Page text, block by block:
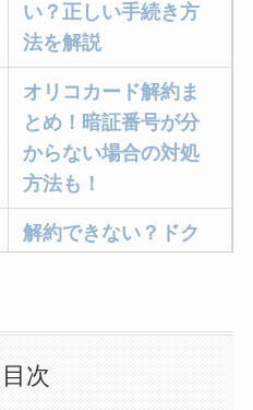
い？正しい手続き方
法を解説
オリコカード解約ま
とめ！暗証番号が分
からない場合の対処
方法も！
解約できない？ドク
ミュゼプラチナムの
目次